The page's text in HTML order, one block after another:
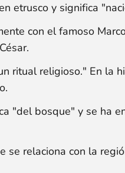
etrusco y significa
con el famoso
ritual religioso." En la
"del bosque" y se ha
se relaciona con la